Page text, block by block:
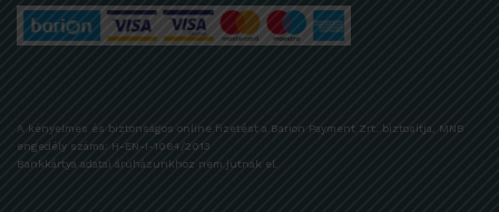
A kényelmes és biztonságos online fizetést a Barion Payment Zrt. biztosítja, MNB
engedély száma: H-EN-I-1064/2013
Bankkártya adatai áruházunkhoz nem jutnak el.